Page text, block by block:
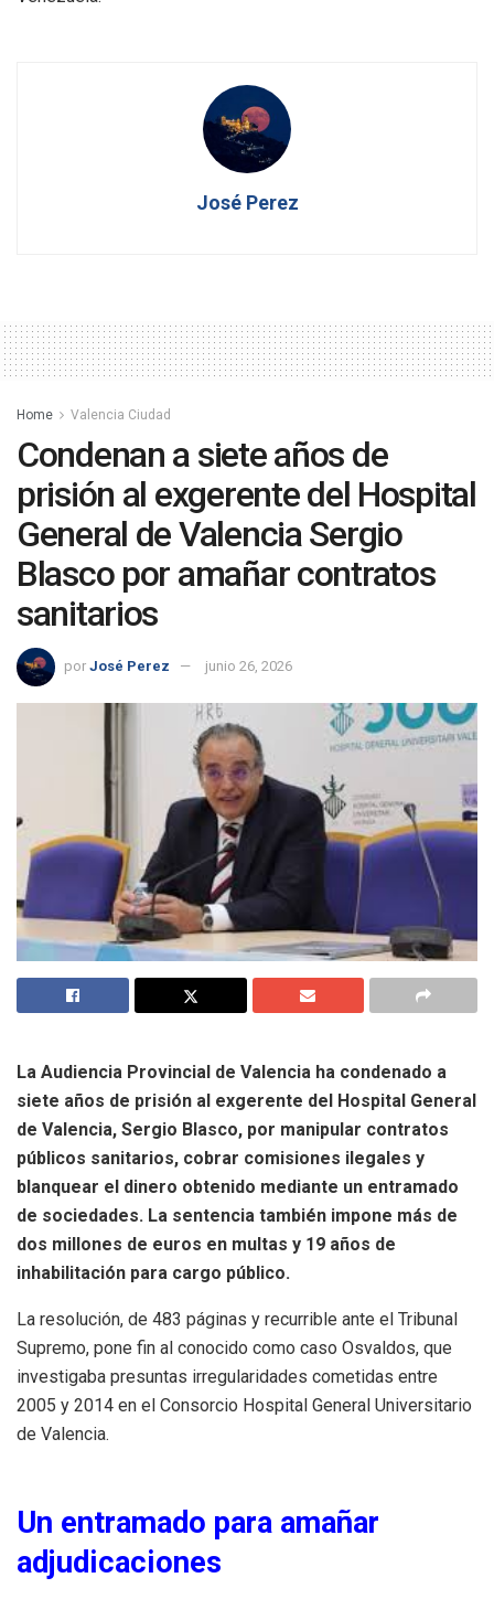
José Perez
Home Valencia Ciudad
Condenan a siete años de
prisión al exgerente del Hospital
General de Valencia Sergio
Blasco por amañar contratos
sanitarios
por José Perez junio 26, 2026
La Audiencia Provincial de Valencia ha condenado a
siete años de prisión al exgerente del Hospital General
de Valencia, Sergio Blasco, por manipular contratos
públicos sanitarios, cobrar comisiones ilegales y
blanquear el dinero obtenido mediante un entramado
de sociedades. La sentencia también impone más de
dos millones de euros en multas y 19 años de
inhabilitación para cargo público.
La resolución, de 483 páginas y recurrible ante el Tribunal
Supremo, pone fin al conocido como caso Osvaldos, que
investigaba presuntas irregularidades cometidas entre
2005 y 2014 en el Consorcio Hospital General Universitario
de Valencia.
Un entramado para amañar
adjudicaciones